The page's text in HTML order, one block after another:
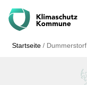
Startseite / Dummerstorf